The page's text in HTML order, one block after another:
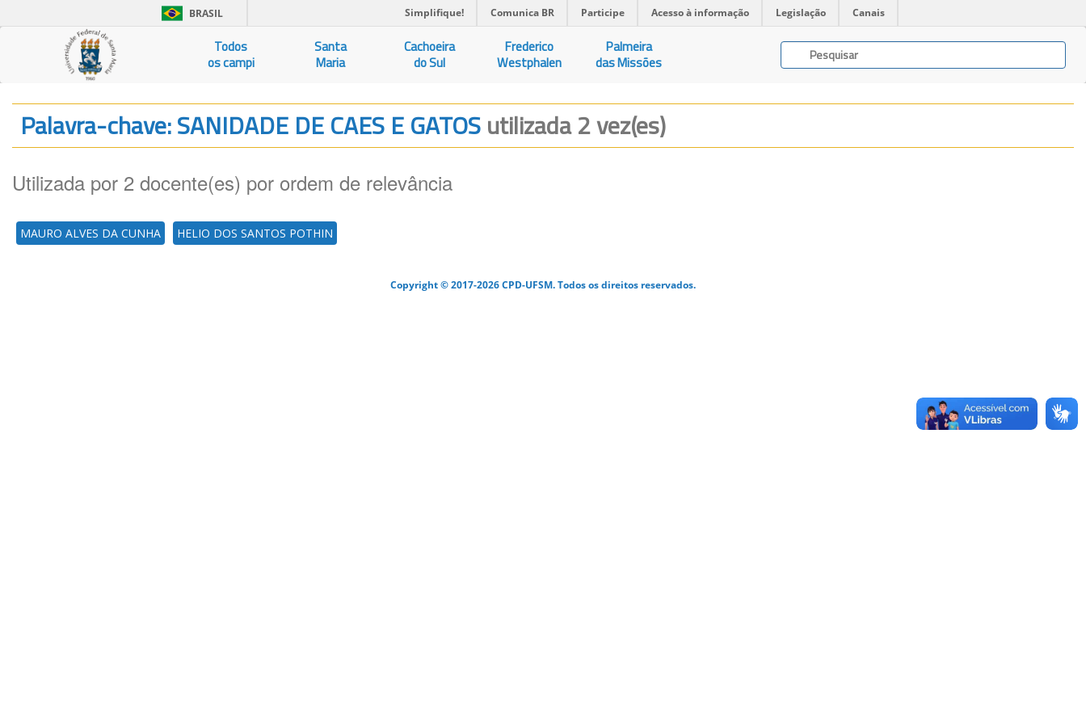
BRASIL Simplifique! Comunica BR Participe Acesso à informação Legislação Canais
Todos
os campi
Santa
Maria
Cachoeira
do Sul
Frederico
Westphalen
Palmeira
das Missões
Palavra-chave: SANIDADE DE CAES E GATOSutilizada 2 vez(es)
Utilizada por 2 docente(es) por ordem de relevância
MAURO ALVES DA CUNHA HELIO DOS SANTOS POTHIN
Copyright © 2017-2026 CPD-UFSM. Todos os direitos reservados.